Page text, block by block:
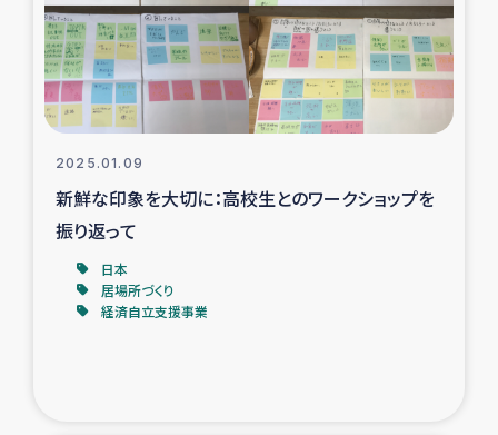
復興支援事業
民際教育事業
女性グループPIFWANITAによる食品加工事業
令和6年能登半島地震 緊急支援
2025.01.09
新鮮な印象を大切に：高校生とのワークショップを
振り返って
日本
居場所づくり
経済自立支援事業